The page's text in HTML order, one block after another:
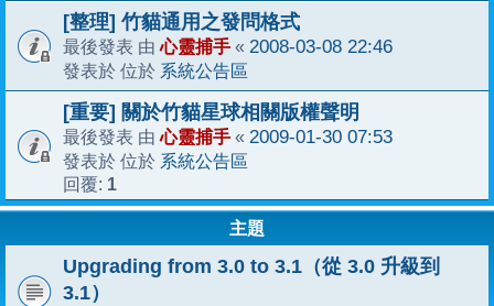
[整理] 竹貓通用之發問格式
最後發表 由心靈捕手 « 2008-03-08 22:46
發表於 位於 系統公告區
[重要] 關於竹貓星球相關版權聲明
最後發表 由心靈捕手 « 2009-01-30 07:53
發表於 位於 系統公告區
回覆: 1
主題
Upgrading from 3.0 to 3.1（從 3.0 升級到
3.1）